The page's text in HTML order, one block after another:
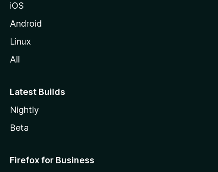
l
l
iOS
Android
Linux
All
Latest Builds
Nightly
Beta
Firefox for Business